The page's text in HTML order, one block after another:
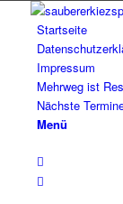
Startseite
Impressum
Mehrweg ist
Nächste
Menü